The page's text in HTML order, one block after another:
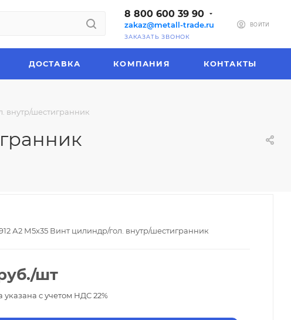
8 800 600 39 90
zakaz@metall-trade.ru
ЗАКАЗАТЬ ЗВОНОК
ВОЙТИ
ДОСТАВКА КОМПАНИЯ КОНТАКТЫ
внутр/шестигранник
А2 М5х35 Винт цилиндр/гол. внутр/шестигранник
/шт
указана с учетом НДС 22%